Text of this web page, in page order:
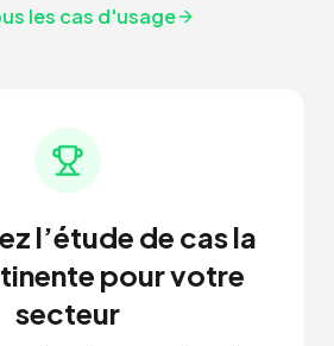
les cas d'usage
l’étude de cas la
pour votre
secteur